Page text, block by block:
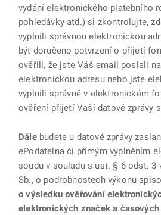
vydání elektronického platebního
pohledávky atd.) si zkontrolujte,
vyplnili správnou elektronickou
být doručeno potvrzení o přijetí
ověřili, že jste Váš email poslali
elektronickou adresu nebo jste
vyplnili správně v elektronickém
ověření přijetí Vaší datové zprávy
Dálebudete u datové zprávy
ePodatelna či přímým vyplněním
soudu v souladu s ust. § 6 odst. 3
Sb., o podrobnostech výkonu
o výsledku ověřování
elektronických značek a